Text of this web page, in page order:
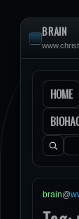
BRAIN
HOME
brain@